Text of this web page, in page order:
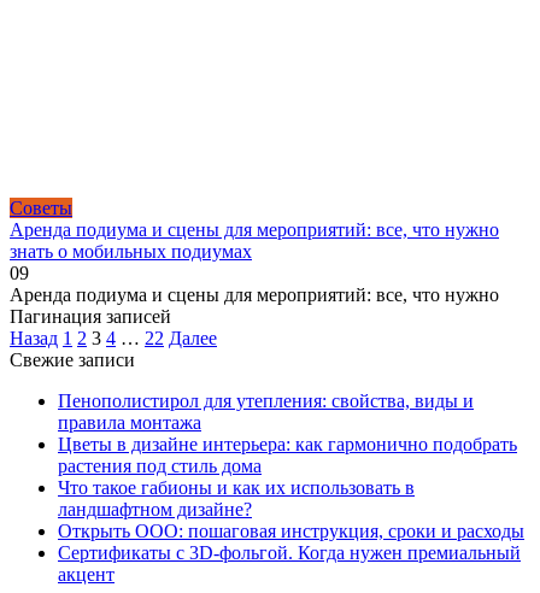
Советы
Аренда подиума и сцены для мероприятий: все, что нужно
знать о мобильных подиумах
09
Аренда подиума и сцены для мероприятий: все, что нужно
Пагинация записей
Назад 1 2 3 4 … 22 Далее
Свежие записи
Пенополистирол для утепления: свойства, виды и
правила монтажа
Цветы в дизайне интерьера: как гармонично подобрать
растения под стиль дома
Что такое габионы и как их использовать в
ландшафтном дизайне?
Открыть ООО: пошаговая инструкция, сроки и расходы
Сертификаты с 3D-фольгой. Когда нужен премиальный
акцент